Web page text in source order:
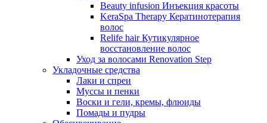
Beauty infusion Инъекция красоты
KeraSpa Therapy Кератинотерапия
волос
Relife hair Кутикулярное
восстановление волос
Уход за волосами Renovation Step
Укладочные средства
Лаки и спреи
Муссы и пенки
Воски и гели, кремы, флюиды
Помады и пудры